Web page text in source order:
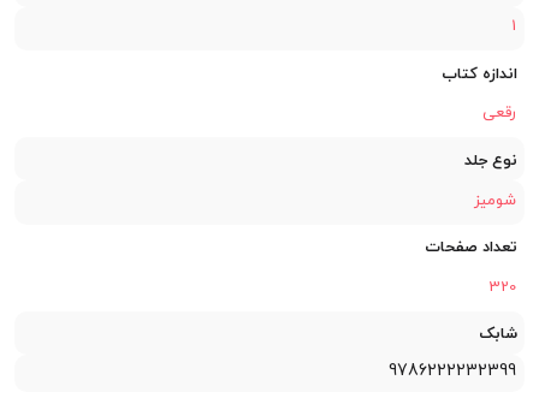
1
اندازه کتاب
رقعی
نوع جلد
شومیز
تعداد صفحات
320
شابک
9786222232399